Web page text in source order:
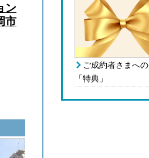
ン
市
ご成約者さまへの
「特典」